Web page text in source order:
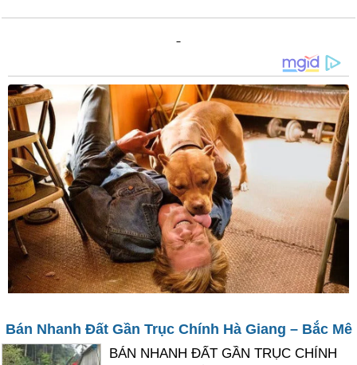
Bán Nhanh Đất Gần Trục Chính Hà Giang – Bắc Mê
BÁN NHANH ĐẤT GẦN TRỤC CHÍNH